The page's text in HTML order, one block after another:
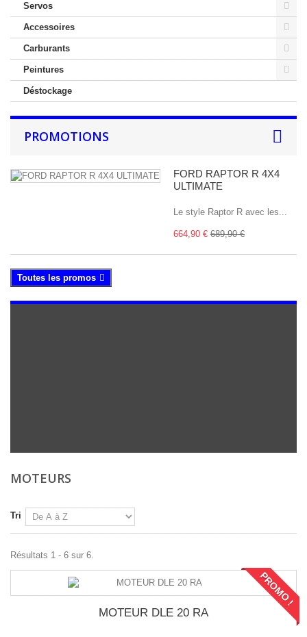
Servos
Accessoires
Carburants
Peintures
Déstockage
PROMOTIONS
FORD RAPTOR R 4X4
ULTIMATE
Le style Raptor R avec les...
664,90 € 689,90 €
Toutes les promos
MOTEURS
Tri
Résultats 1 - 6 sur 6.
PROMO !
MOTEUR DLE 20 RA